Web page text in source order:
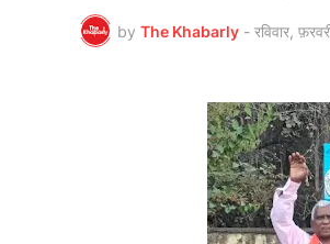
by The Khabarly - रविवार,